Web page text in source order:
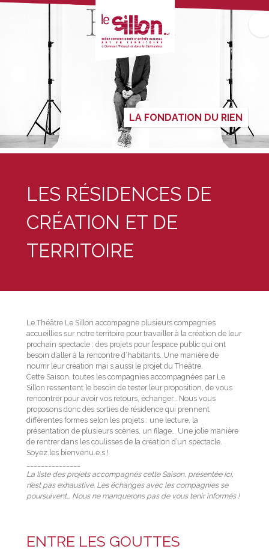
LA FONDATION DU RIEN
LES RÉSIDENCES DE
CRÉATION ET DE
TERRITOIRE
Le Théâtre Le Sillon accompagne plusieurs compagnies
accueillies sur notre territoire pour travailler à la création de leur
prochain spectacle : des projets pour l’espace public qui ont
besoin d’aller à la rencontre d’habitants. Une manière de
nourrir leur création mai s aussi le projet du Théâtre.
Cette Saison, toutes les compagnies accompagnées par Le
Sillon ressentent le besoin de tester leur proposition, de vous
rencontrer pour avoir vos retours, échanger… Nous vous
proposons donc des sorties de résidence qui prennent
différentes formes selon les projets : une lecture, la
présentation de plusieurs scènes, un filage… Une jolie manière
de rentrer dans les coulisses de la création d’un spectacle.
Soyez les bienvenu.e.s !
La liste des projets accompagnés cette Saison, présentée ici,
n’est pas exhaustive. Les échanges avec les compagnies se
poursuivent… Nous ne manquerons pas de vous tenir informés !
ENTRE LES GOUTTES